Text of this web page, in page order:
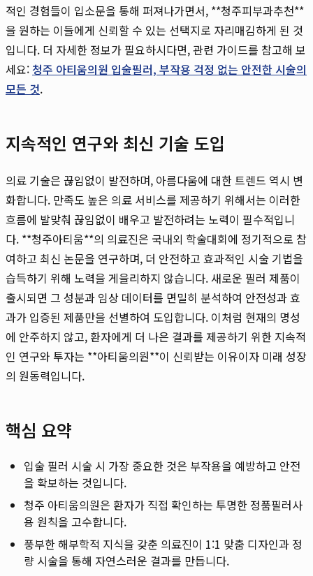
적인 경험들이 입소문을 통해 퍼져나가면서, **청주피부과추천**
을 원하는 이들에게 신뢰할 수 있는 선택지로 자리매김하게 된 것
입니다. 더 자세한 정보가 필요하시다면, 관련 가이드를 참고해 보
세요: 청주 아티움의원 입술필러, 부작용 걱정 없는 안전한 시술의
모든 것.
지속적인 연구와 최신 기술 도입
의료 기술은 끊임없이 발전하며, 아름다움에 대한 트렌드 역시 변
화합니다. 만족도 높은 의료 서비스를 제공하기 위해서는 이러한
흐름에 발맞춰 끊임없이 배우고 발전하려는 노력이 필수적입니
다. **청주아티움**의 의료진은 국내외 학술대회에 정기적으로 참
여하고 최신 논문을 연구하며, 더 안전하고 효과적인 시술 기법을
습득하기 위해 노력을 게을리하지 않습니다. 새로운 필러 제품이
출시되면 그 성분과 임상 데이터를 면밀히 분석하여 안전성과 효
과가 입증된 제품만을 선별하여 도입합니다. 이처럼 현재의 명성
에 안주하지 않고, 환자에게 더 나은 결과를 제공하기 위한 지속적
인 연구와 투자는 **아티움의원**이 신뢰받는 이유이자 미래 성장
의 원동력입니다.
핵심 요약
입술 필러 시술 시 가장 중요한 것은 부작용을 예방하고 안전
을 확보하는 것입니다.
청주 아티움의원은 환자가 직접 확인하는 투명한 정품필러사
용 원칙을 고수합니다.
풍부한 해부학적 지식을 갖춘 의료진이 1:1 맞춤 디자인과 정
량 시술을 통해 자연스러운 결과를 만듭니다.